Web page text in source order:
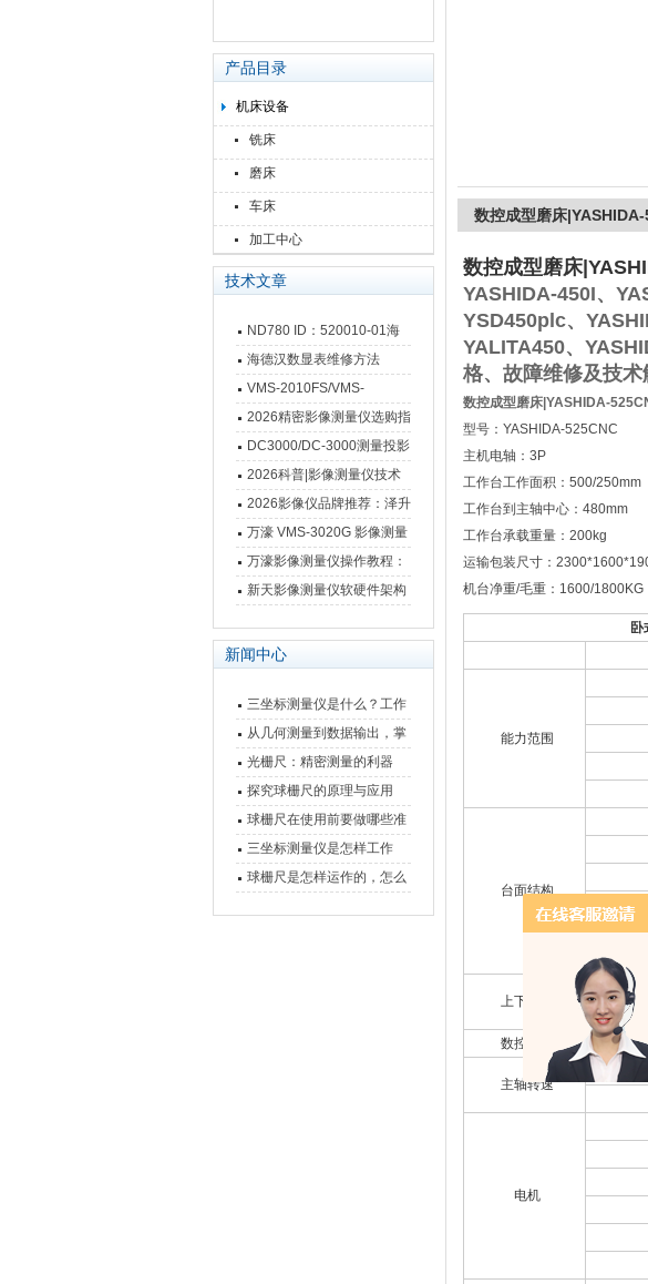
产品目录
机床设备
铣床
磨床
车床
加工中心
技术文章
ND780 ID：520010-01海
德汉数显表故障维修内容
海德汉数显表维修方法
VMS-2010FS/VMS-
3020FS/VMS-4030FS手动
影像测量仪技术参数
2026精密影像测量仪选购指
南 靠谱品牌一站式选型推荐
DC3000/DC-3000测量投影
仪万濠数据处理器数显表故
障维修方法
2026科普|影像测量仪技术
原理、分类及选型应用
2026影像仪品牌推荐：泽升
影像测量仪选型指南
万濠 VMS-3020G 影像测量
仪技术规格与应用解析
万濠影像测量仪操作教程：
从开机到出报告，新手也能
新天影像测量仪软硬件架构
新闻中心
三坐标测量仪是什么？工作
原理、分类与核心功能一次
讲清
从几何测量到数据输出，掌
握万濠影像测量仪的六大核
心能力
光栅尺：精密测量的利器
探究球栅尺的原理与应用
球栅尺在使用前要做哪些准
备工作？
三坐标测量仪是怎样工作
的，功能有什么优势？
球栅尺是怎样运作的，怎么
数控成型磨床
数控成型磨床
YASHIDA-450I、
YSD450plc、
YALITA450、
格、故障维修及技术
数控成型磨床|YASHIDA-
型号：YASHIDA-525CNC
主机电轴：3P
工作台工作面积：500/250mm
工作台到主轴中心：480mm
工作台承载重量：200kg
运输包装尺寸：
机台净重/毛重：1600/1800KG
能力范围
台面结构
上下结构
数控系统
主轴转速
电机